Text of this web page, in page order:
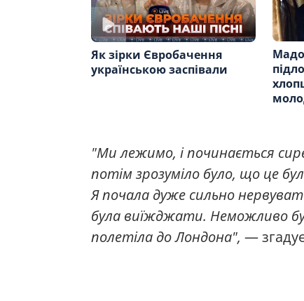
Як зірки Євробачення
українською заспівали
"Ми лежимо, і починається
потім зрозуміло було, що це
Я почала дуже сильно
була виїжджати. Неможливо
полетіла до Лондона", —